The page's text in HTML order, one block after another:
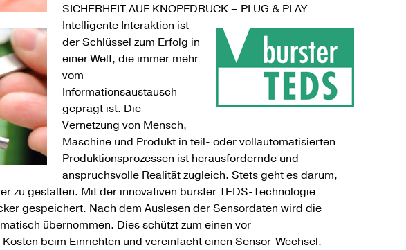
SICHERHEIT AUF KNOPFDRUCK – PLUG & PLAY
Intelligente Interaktion ist
der Schlüssel zum Erfolg in
einer Welt, die immer mehr
vom
Informationsaustausch
geprägt ist. Die
Vernetzung von Mensch,
Maschine und Produkt in teil- oder vollautomatisierten
Produktionsprozessen ist herausfordernde und
anspruchsvolle Realität zugleich. Stets geht es darum,
zu gestalten. Mit der innovativen burster TEDS-Technologie
gespeichert. Nach dem Auslesen der Sensordaten wird die
übernommen. Dies schützt zum einen vor
beim Einrichten und vereinfacht einen Sensor-Wechsel.